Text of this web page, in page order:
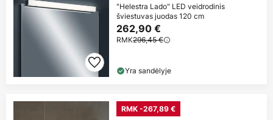
"Helestra Lado" LED veidrodinis
šviestuvas juodas 120 cm
262,90 €
RMK296,45 €
Yra sandėlyje
RMK -267,89 €